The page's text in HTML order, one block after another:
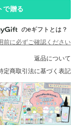
で贈る
のeギフトとは？
前に必ずご確認ください
返品について
定商取引法に基づく表記